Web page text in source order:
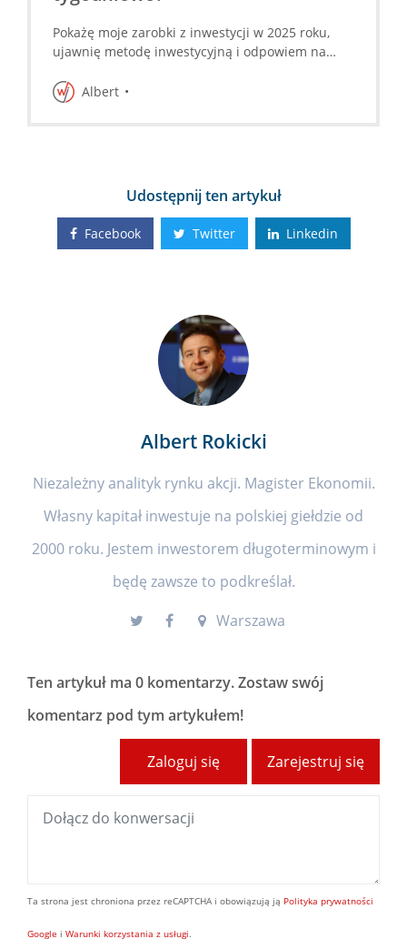
Pokażę moje zarobki z inwestycji w 2025 roku,
ujawnię metodę inwestycyjną i odpowiem na
Albert
Udostępnij ten artykuł
Facebook Twitter Linkedin
Albert Rokicki
Niezależny analityk rynku akcji. Magister Ekonomii.
Własny kapitał inwestuje na polskiej giełdzie od
2000 roku. Jestem inwestorem długoterminowym i
będę zawsze to podkreślał.
Warszawa
Ten artykuł ma 0 komentarzy. Zostaw swój
komentarz pod tym artykułem!
Zarejestruj się
Zaloguj się
Ta strona jest chroniona przez reCAPTCHA i obowiązują ją Polityka prywatności
Google i Warunki korzystania z usługi.